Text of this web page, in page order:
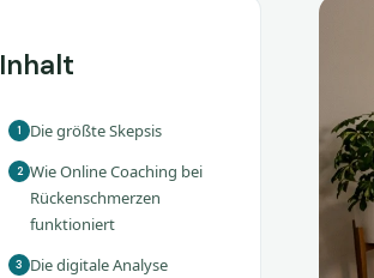
Inhalt
1 Die größte Skepsis
2 Wie Online Coaching bei
Rückenschmerzen
funktioniert
3 Die digitale Analyse